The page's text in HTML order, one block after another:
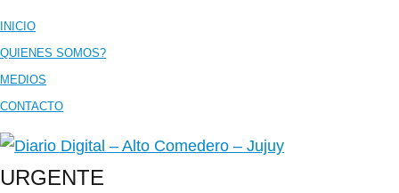
INICIO
QUIENES SOMOS?
MEDIOS
CONTACTO
URGENTE